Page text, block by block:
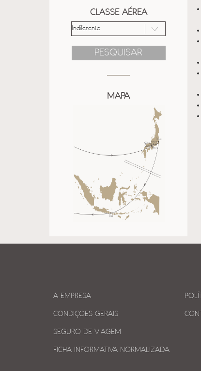
CLASSE AÉREA
PESQUISAR
MAPA
A EMPRESA
CONDIÇÕES GERAIS
SEGURO DE VIAGEM
FICHA INFORMATIVA NORMALIZADA